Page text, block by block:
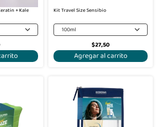
+ Kale Kit Travel Size Sensibio
100ml
$27,50
Agregar al carrito